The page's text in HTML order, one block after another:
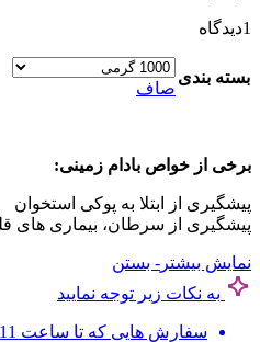
1دیدگاه
بسته بندی
صاف
برخی از خواص بادام زمینی:
پیشگیری از ابتلا به پوکی استخوان
پیشگیری از سرطان، بیماری های
نمایش بیشتر - بستن
به نکات زیر توجه نمایید